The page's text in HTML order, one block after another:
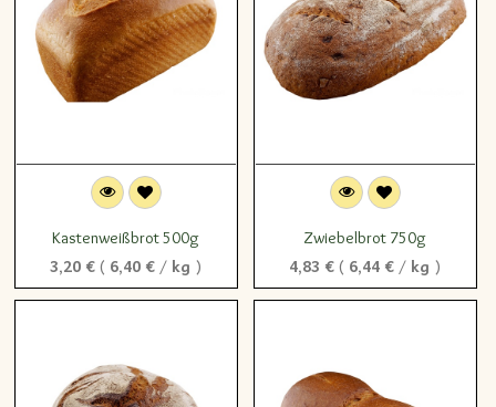
Kastenweißbrot 500g
3,20 €( 6,40 € / kg )
Zwiebelbrot 750g
4,83 €( 6,44 € / kg )